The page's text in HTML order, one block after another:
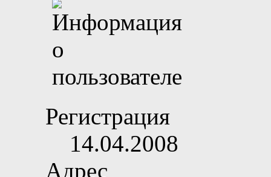
Регистрация
14.04.2008
Адрес